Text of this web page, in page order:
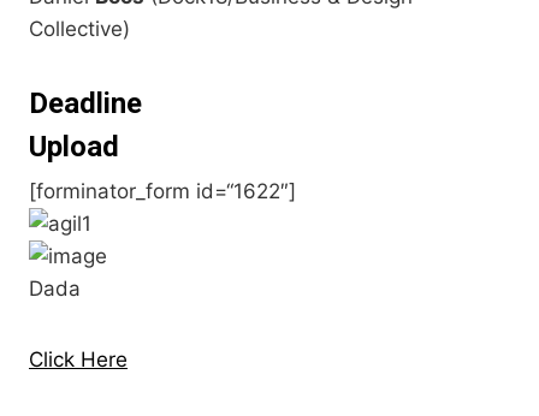
Collective)
Deadline
Upload
[forminator_form id=“1622″]
Dada
Click Here